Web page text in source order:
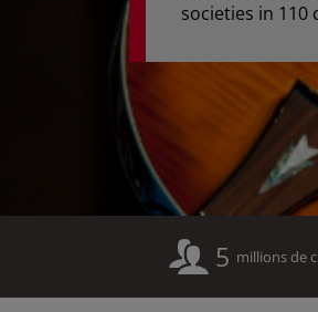
societies in 110
5 millions de